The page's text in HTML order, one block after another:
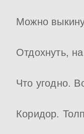
Можно
Отдохнуть,
Что угодно.
Коридор.